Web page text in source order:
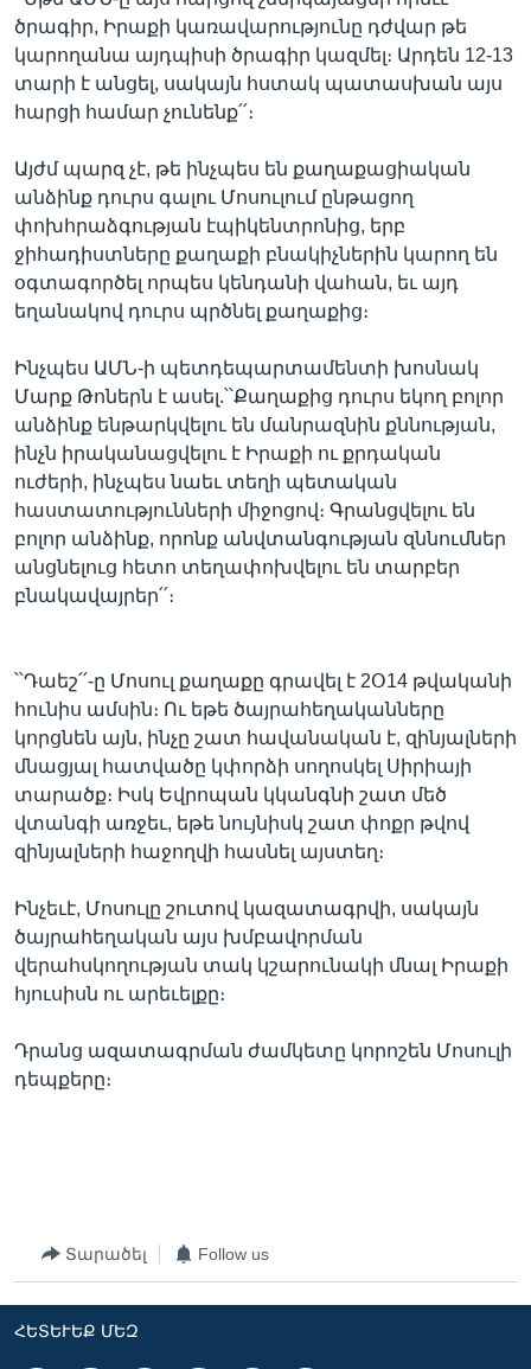
ծրագիր, Իրաքի կառավարությունը դժվար թե
կարողանա այդպիսի ծրագիր կազմել։ Արդեն 12-13
տարի է անցել, սակայն հստակ պատասխան այս
հարցի համար չունենք՛՛։
Այժմ պարզ չէ, թե ինչպես են քաղաքացիական
անձինք դուրս գալու Մոսուլում ընթացող
փոխհրաձգության էպիկենտրոնից, երբ
ջիհադիստները քաղաքի բնակիչներին կարող են
օգտագործել որպես կենդանի վահան, եւ այդ
եղանակով դուրս պրծնել քաղաքից։
Ինչպես ԱՄՆ-ի պետդեպարտամենտի խոսնակ
Մարք Թոներն է ասել.՝՝Քաղաքից դուրս եկող բոլոր
անձինք ենթարկվելու են մանրազնին քննության,
ինչն իրականացվելու է Իրաքի ու քրդական
ուժերի, ինչպես նաեւ տեղի պետական
հաստատությունների միջոցով։ Գրանցվելու են
բոլոր անձինք, որոնք անվտանգության զննումներ
անցնելուց հետո տեղափոխվելու են տարբեր
բնակավայրեր՛՛։
՝՝Դաեշ՛՛-ը Մոսուլ քաղաքը գրավել է 2Օ14 թվականի
հունիս ամսին։ Ու եթե ծայրահեղականները
կորցնեն այն, ինչը շատ հավանական է, զինյալների
մնացյալ հատվածը կփորձի սողոսկել Սիրիայի
տարածք։ Իսկ Եվրոպան կկանգնի շատ մեծ
վտանգի առջեւ, եթե նույնիսկ շատ փոքր թվով
զինյալների հաջողվի հասնել այստեղ։
Ինչեւէ, Մոսուլը շուտով կազատագրվի, սակայն
ծայրահեղական այս խմբավորման
վերահսկողության տակ կշարունակի մնալ Իրաքի
հյուսիսն ու արեւելքը։
Դրանց ազատագրման ժամկետը կորոշեն Մոսուլի
դեպքերը։
Տարածել Follow us
ՀԵՏԵՒԵՔ ՄԵԶ